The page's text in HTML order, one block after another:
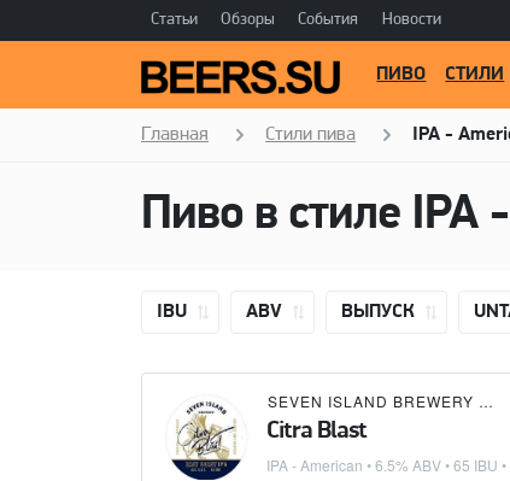
Статьи Обзоры События Новости
ПИВО СТИЛИ
Главная Стили пива IPA -
Пиво в стиле IPA
IBU ABV ВЫПУСК
SEVEN ISLAND BREWERY
Citra Blast
IPA - American • 6.5% ABV • 65 IBU •